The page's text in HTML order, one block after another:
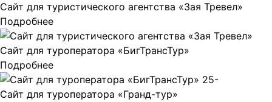
Сайт для туристического агентства «Зая Тревел»
Подробнее
Сайт для туроператора «БигТрансТур»
Подробнее
Сайт для туроператора «Гранд-тур»